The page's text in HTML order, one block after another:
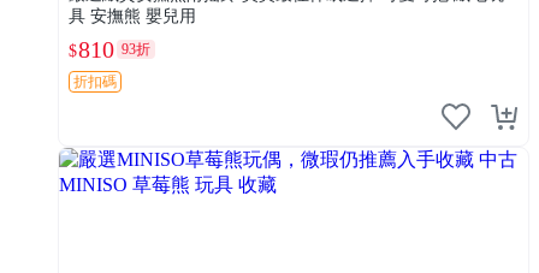
具 安撫熊 嬰兒用
$810 93折
折扣碼